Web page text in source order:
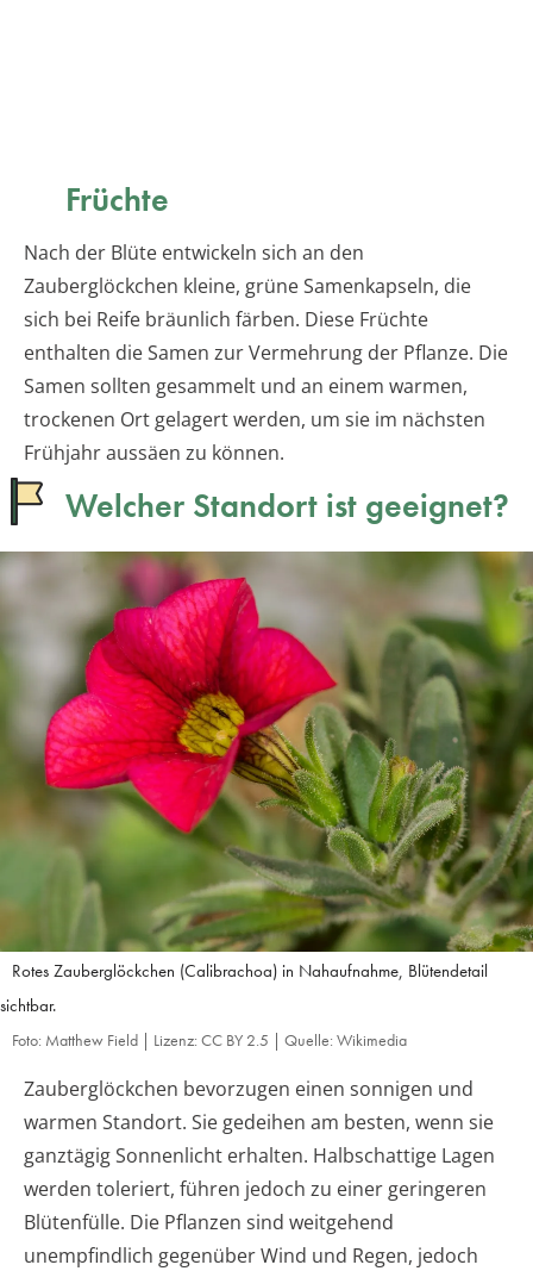
Früchte
Nach der Blüte entwickeln sich an den
Zauberglöckchen kleine, grüne Samenkapseln, die
sich bei Reife bräunlich färben. Diese Früchte
enthalten die Samen zur Vermehrung der Pflanze. Die
Samen sollten gesammelt und an einem warmen,
trockenen Ort gelagert werden, um sie im nächsten
Frühjahr aussäen zu können.
Welcher Standort ist geeignet?
Rotes Zauberglöckchen (Calibrachoa) in Nahaufnahme, Blütendetail
sichtbar.
Foto: Matthew Field | Lizenz: CC BY 2.5 | Quelle: Wikimedia
Zauberglöckchen bevorzugen einen sonnigen und
warmen Standort. Sie gedeihen am besten, wenn sie
ganztägig Sonnenlicht erhalten. Halbschattige Lagen
werden toleriert, führen jedoch zu einer geringeren
Blütenfülle. Die Pflanzen sind weitgehend
unempfindlich gegenüber Wind und Regen, jedoch